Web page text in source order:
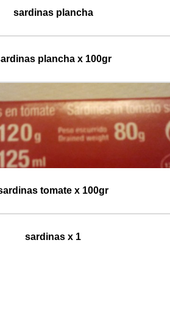
sardinas plancha
plancha x 100gr
tomate x 100gr
sardinas x 1